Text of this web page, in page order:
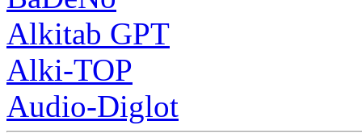
Alkitab GPT
Alki-TOP
Audio-Diglot